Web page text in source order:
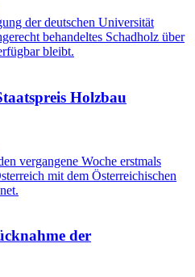
der deutschen Universität
behandeltes Schadholz über
bleibt.
Holzbau
vergangene Woche erstmals
mit dem Österreichischen
der